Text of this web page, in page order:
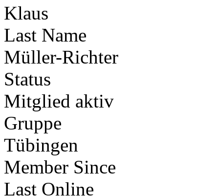
Klaus
Last Name
Müller-Richter
Status
Mitglied aktiv
Gruppe
Tübingen
Member Since
Last Online